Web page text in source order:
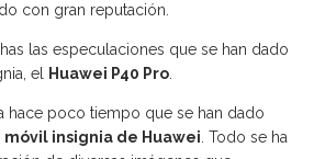
con gran reputación.
las especulaciones que se han dado
el
Huawei P40 Pro
hace poco tiempo que se han dado
móvil insignia de Huawei . Todo se ha